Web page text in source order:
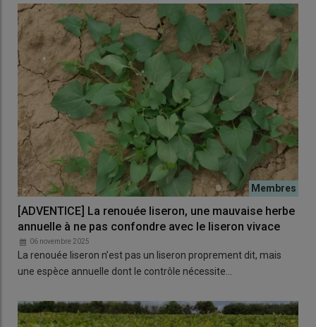
[ADVENTICE] La renouée liseron, une mauvaise herbe
annuelle à ne pas confondre avec le liseron vivace
06 novembre 2025
La renouée liseron n’est pas un liseron proprement dit, mais
une espèce annuelle dont le contrôle nécessite…